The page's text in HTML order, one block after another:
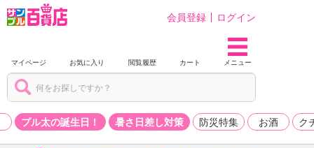
会員登録 ログイン
マイページ お気に入り 閲覧履歴 カート メニュー
プル太の誕生日！ 暑さ日差し対策 防災特集 お酒 ク